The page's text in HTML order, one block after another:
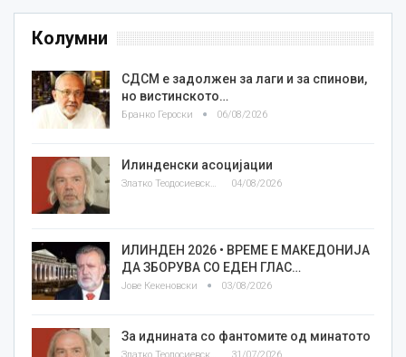
Колумни
СДСМ е задолжен за лаги и за спинови,
но вистинското…
Бранко Героски 06/08/2026
Илинденски асоцијации
04/08/2026
ИЛИНДЕН 2026 • ВРЕМЕ Е МАКЕДОНИЈА
ДА ЗБОРУВА СО ЕДЕН ГЛАС…
Јове Кекеновски 03/08/2026
За иднината со фантомите од минатото
Златко Теодосиевски 31/07/2026